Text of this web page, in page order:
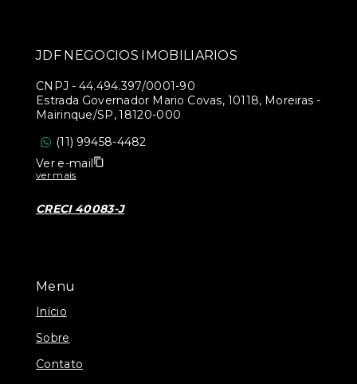
Menu
Início
Sobre
Contato
JDF NEGOCIOS IMOBILIARIOS
CNPJ - 44.494.397/0001-90
Estrada Governador Mario Covas, 10118, Moreiras -
Mairinque/SP, 18120-000
(11) 99458-4482
Ver e-mail
ver mais
CRECI 40083-J